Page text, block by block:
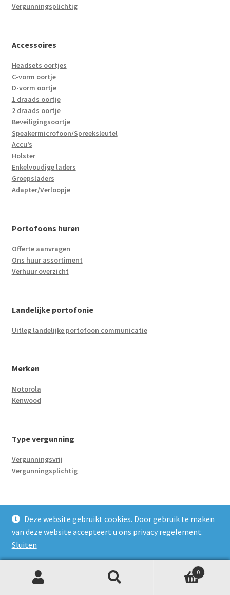
Vergunningsplichtig
Accessoires
Headsets oortjes
C-vorm oortje
D-vorm oortje
1 draads oortje
2 draads oortje
Beveiligingsoortje
Speakermicrofoon/Spreeksleutel
Accu’s
Holster
Enkelvoudige laders
Groepsladers
Adapter/Verloopje
Portofoons huren
Offerte aanvragen
Ons huur assortiment
Verhuur overzicht
Landelijke portofonie
Uitleg landelijke portofoon communicatie
Merken
Motorola
Kenwood
Type vergunning
Vergunningsvrij
Vergunningsplichtig
Headsets oortjes
C-vorm oortje
2 draads oortje
Beveiligingsoortje
0
Deze website gebruikt cookies. Door gebruik te maken
van deze website accepteert u ons privacy regelement.
Sluiten